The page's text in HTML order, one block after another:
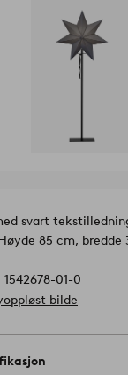
svart
85 cm, bredde
01-0
bilde